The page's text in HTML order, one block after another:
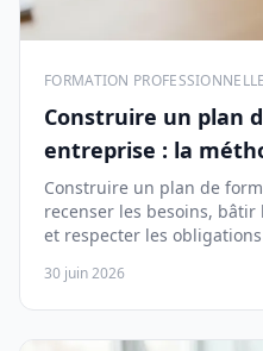
FORMATION PROFESSIONNELLE
Construire un plan
entreprise : la
Construire un plan de
recenser les besoins,
et respecter les
30 juin 2026